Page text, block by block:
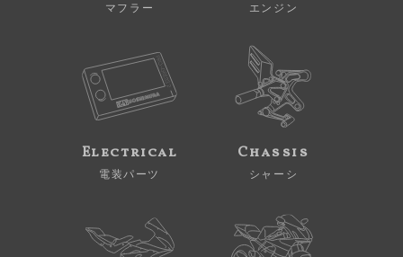
マフラー エンジン
Electrical
電装パーツ
Chassis
シャーシ